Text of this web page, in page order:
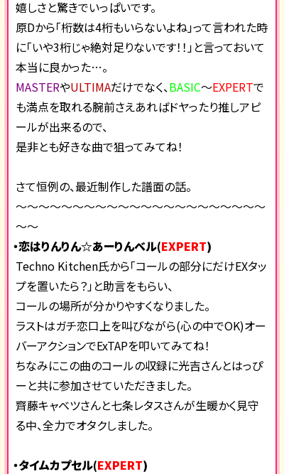
嬉しさと驚きでいっぱいです。
原Dから「桁数は4桁もいらないよね」って言われた時
に「いや3桁じゃ絶対足りないです！！」と言っておいて
本当に良かった…。
MASTERやULTIMAだけでなく、BASIC～EXPERTで
も満点を取れる腕前さえあればドヤったり推しアピ
ールが出来るので、
是非とも好きな曲で狙ってみてね！
さて恒例の、最近制作した譜面の話。
～～～～～～～～～～～～～～～～～～～～～～
～～
・恋はりんりん☆あーりんベル(EXPERT)
Techno Kitchen氏から「コールの部分にだけEXタッ
プを置いたら？」と助言をもらい、
コールの場所が分かりやすくなりました。
ラストはガチ恋口上を叫びながら(心の中でOK)オー
バーアクションでExTAPを叩いてみてね！
ちなみにこの曲のコールの収録に光吉さんとはっぴ
ーと共に参加させていただきました。
齊藤キャベツさんと七条レタスさんが生暖かく見守
る中、全力でオタクしました。
・タイムカプセル(EXPERT)